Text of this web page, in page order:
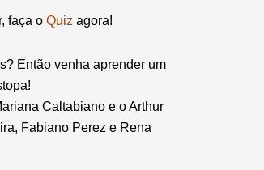
faça o Quiz agora!
Então venha aprender um
Caltabiano e o Arthur
Fabiano Perez e Rena